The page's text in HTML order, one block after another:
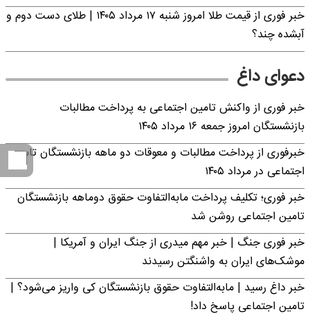
خبر فوری از قیمت طلا امروز شنبه ۱۷ مرداد ۱۴۰۵ | طلای دست دوم و
آبشده چند؟
دعوای داغ
خبر فوری از واکنش تامین اجتماعی به پرداخت مطالبات
بازنشستگان امروز جمعه ۱۶ مرداد ۱۴۰۵
خبرفوری از پرداخت مطالبات و معوقات دو ماهه بازنشستگان تامین
اجتماعی در مرداد ۱۴۰۵
خبر فوری؛ تکلیف پرداخت مابه‌التفاوت حقوق دوماهه بازنشستگان
تامین اجتماعی روشن شد
خبر فوری جنگ | خبر مهم میدری از جنگ ایران و آمریکا |
موشک‌های ایران به واشنگتن رسیدند
خبر داغ رسید | مابه‌التفاوت حقوق بازنشستگان کی واریز می‌شود؟ |
تامین اجتماعی پاسخ داد!